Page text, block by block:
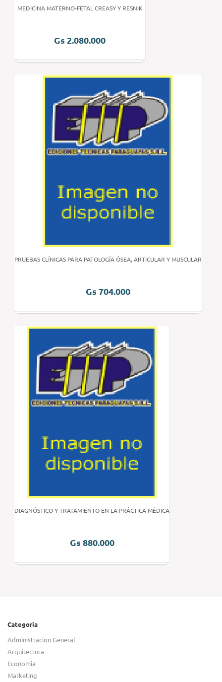
MEDICINA MATERNO-FETAL CREASY Y RESNIK
Gs 2.080.000
PRUEBAS CLÍNICAS PARA PATOLOGÍA ÓSEA, ARTICULAR Y MUSCULAR
Gs 704.000
DIAGNÓSTICO Y TRATAMIENTO EN LA PRÁCTICA MÉDICA
Gs 880.000
Categoria
Administracion General
Arquitectura
Economia
Marketing